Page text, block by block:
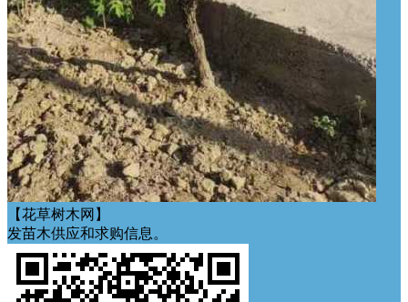
【花草树木网】
发苗木供应和求购信息。